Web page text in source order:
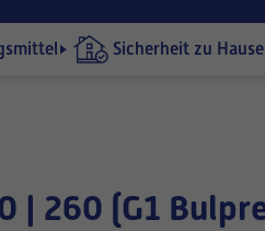
Sicherheit zu Hause